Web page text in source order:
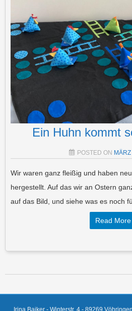
Ein Huhn kommt
POSTED ON
Wir waren ganz fleißig und haben
hergestellt. Auf das wir an Ostern
auf das Bild, und siehe was es noch
Read More
Post navigation